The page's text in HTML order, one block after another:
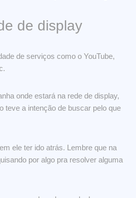
de display
de serviços como o YouTube,
onde estará na rede de display,
teve a intenção de buscar pelo que
ele ter ido atrás. Lembre que na
por algo pra resolver alguma